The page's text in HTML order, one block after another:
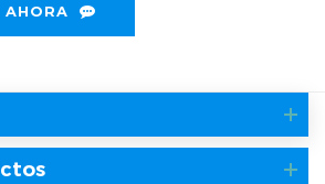
AHORA